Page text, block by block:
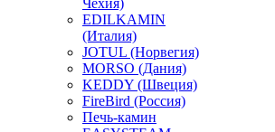
Чехия)
EDILKAMIN
(Италия)
JOTUL (Норвегия)
MORSO (Дания)
KEDDY (Швеция)
FireBird (Россия)
Печь-камин